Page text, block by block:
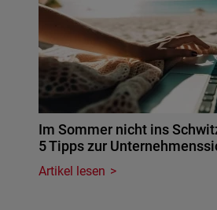
Im Sommer nicht ins
5 Tipps zur
Artikel lesen